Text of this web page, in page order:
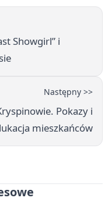
Showgirl” i
Następny >>
Pokazy i
mieszkańców